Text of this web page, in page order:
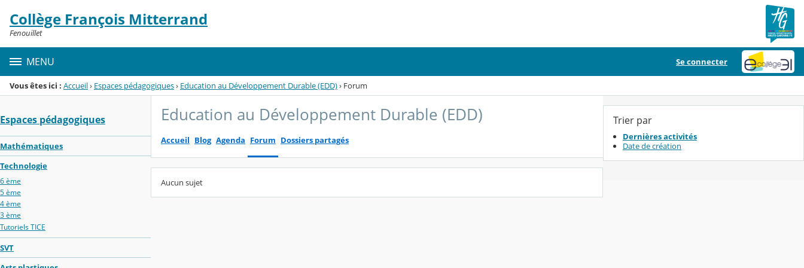
Menu de la rubrique
Contenu
Collège François Mitterrand
Fenouillet
MENU Se connecter
Vous êtes ici : Accueil› Espaces pédagogiques› Education au Développement Durable (EDD)› Forum
Espaces pédagogiques
Mathématiques
Technologie
6 ème
5 ème
4 ème
3 ème
Tutoriels TICE
SVT
Education au Développement Durable (EDD)
Accueil Blog Agenda Forum Dossiers partagés
Aucun sujet
Trier par
Dernières activités
Date de création